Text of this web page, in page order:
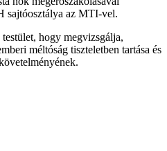
sajtóosztálya az MTI-vel.
hogy megvizsgálja,
méltóság tiszteletben tartása és